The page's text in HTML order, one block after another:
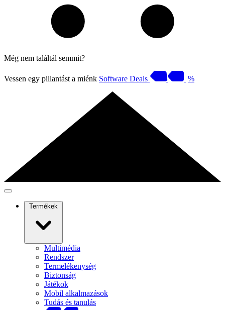
Még nem találtál semmit?
Vessen egy pillantást a miénk Software Deals %
Termékek
Multimédia
Rendszer
Termelékenység
Biztonság
Játékok
Mobil alkalmazások
Tudás és tanulás